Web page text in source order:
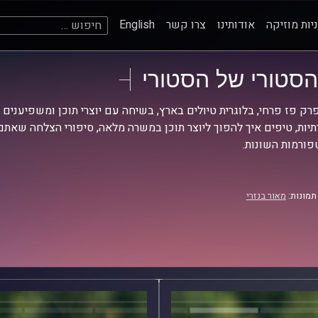
מוזיקה אודותינו צרו קשר English חיפוש:
הסטורי של הסטורי
פז פרחי, בלוגרית טיולים בארץ, בשיחה עם יוצרי תוכן
טיפים איך להפוך ליוצר תוכן במשרה מלאה, סיפורי הצלחה
השונות.
מאור בנזרי